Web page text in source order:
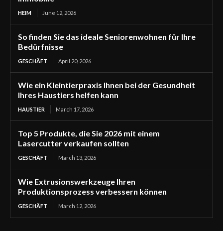
HEIM June 12, 2026
So finden Sie das ideale Seniorenwohnen für Ihre
Bedürfnisse
GESCHÄFT April 20, 2026
Wie ein Kleintierpraxis Ihnen bei der Gesundheit
Ihres Haustiers helfen kann
HAUSTIER March 17, 2026
Top 5 Produkte, die Sie 2026 mit einem
Lasercutter verkaufen sollten
GESCHÄFT March 13, 2026
Wie Extrusionswerkzeuge Ihren
Produktionsprozess verbessern können
GESCHÄFT March 12, 2026